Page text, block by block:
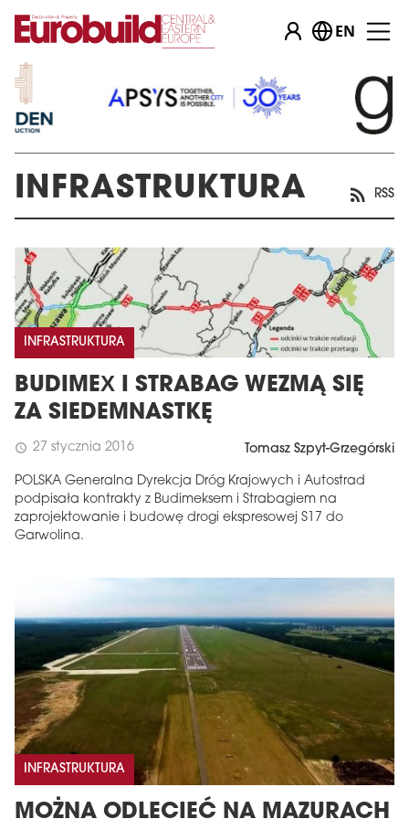
EN
INFRASTRUKTURA RSS
INFRASTRUKTURA
BUDIMEX I STRABAG WEZMĄ SIĘ
ZA SIEDEMNASTKĘ
schedule 27 stycznia 2016 Tomasz Szpyt-Grzegórski
POLSKA Generalna Dyrekcja Dróg Krajowych i Autostrad
podpisała kontrakty z Budimeksem i Strabagiem na
zaprojektowanie i budowę drogi ekspresowej S17 do
Garwolina.
INFRASTRUKTURA
MOŻNA ODLECIEĆ NA MAZURACH